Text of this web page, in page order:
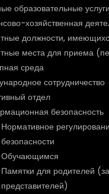
образовательные
хозяйственная
должности,
места для приема
среда
сотрудничество
отдел
безопасность
Нормативное
безопасности
Обучающимся
Памятки для родителей
представителей)